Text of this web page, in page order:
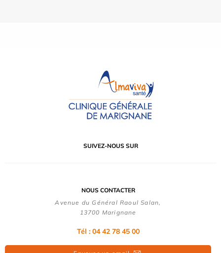
SUIVEZ-NOUS SUR
NOUS CONTACTER
Avenue du Général Raoul Salan,
13700 Marignane
Tél : 04 42 78 45 00